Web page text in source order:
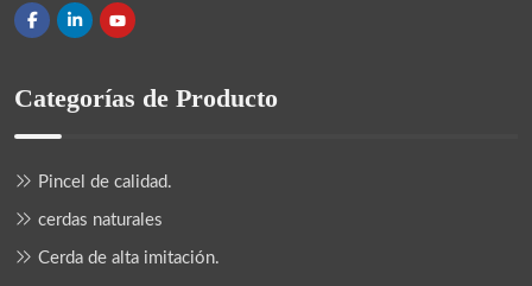
Categorías de Producto
Pincel de calidad.
cerdas naturales
Cerda de alta imitación.